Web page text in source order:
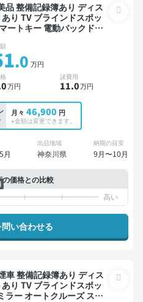
り TV ブラインドスポッ
ートキー 電動バックドア
.0 万円
万円
諸費用
11.0万円
月々 46,900 円
※金額は変更できます。
月
出品地域
神奈川県
納期の目安
9月〜10月
価格との比較
い合わせる
り TV ブラインドスポッ
ラー オートクルーズ スマ